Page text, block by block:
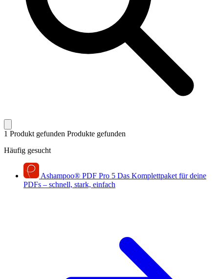
1 Produkt gefunden Produkte gefunden
Häufig gesucht
Ashampoo® PDF Pro 5 Das Komplettpaket für deine
PDFs – schnell, stark, einfach